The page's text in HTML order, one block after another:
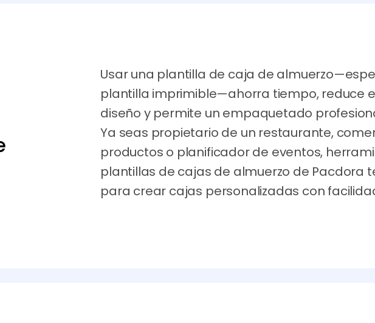
Usar una plantilla de caja de
plantilla imprimible—ahorra tiempo, reduce
diseño y permite un empaquetado
Ya seas propietario de un restaurante,
productos o planificador de eventos,
plantillas de cajas de almuerzo de Pacdora
para crear cajas personalizadas con